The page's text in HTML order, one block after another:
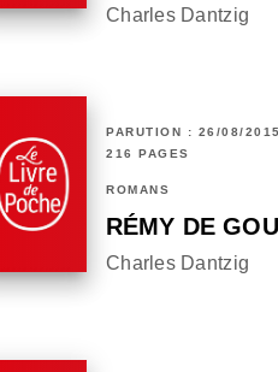
Charles Dantzig
PARUTION : 26/08/2015
216 PAGES
ROMANS
RÉMY DE
Charles Dantzig